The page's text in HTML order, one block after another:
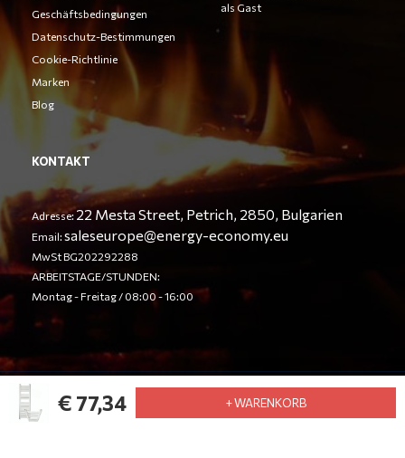
€ 77,34 + WARENKORB
Geschäftsbedingungen
Datenschutz-Bestimmungen
Cookie-Richtlinie
Marken
Blog
als Gast
KONTAKT
Adresse:22 Mesta Street, Petrich, 2850, Bulgarien
Email:saleseurope@energy-economy.eu
MwSt BG202292288
ARBEITSTAGE/STUNDEN:
Montag - Freitag / 08:00 - 16:00
© Energy Economy LTD 2023. Alle Rechte vorbehalten